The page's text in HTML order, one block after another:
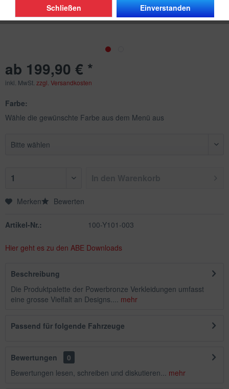
ab 199,90 € *
inkl. MwSt. zzgl. Versandkosten
Farbe:
Wähle die gewünschte Farbe aus dem Menü aus
Merken Bewerten
Artikel-Nr.: 100-Y101-003
Hier geht es zu den ABE Downloads
Beschreibung
Die Produktpalette der Powerbronze Verkleidungen umfasst
eine grosse Vielfalt an Designs.... mehr
Passend für folgende Fahrzeuge
Bewertungen
0
Bewertungen lesen, schreiben und diskutieren... mehr
Einverstanden
Schließen